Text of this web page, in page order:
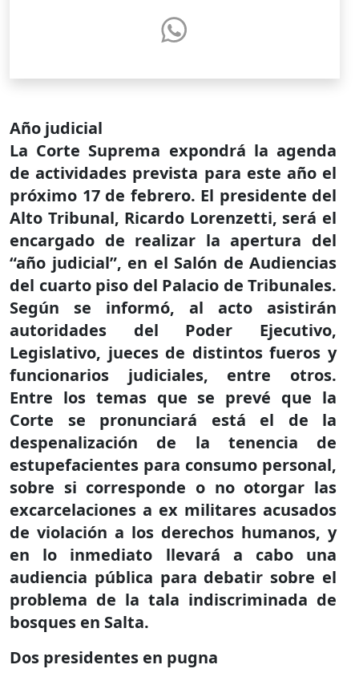
Año judicial
La Corte Suprema expondrá la agenda
de actividades prevista para este año el
próximo 17 de febrero. El presidente del
Alto Tribunal, Ricardo Lorenzetti, será el
encargado de realizar la apertura del
“año judicial”, en el Salón de Audiencias
del cuarto piso del Palacio de Tribunales.
Según se informó, al acto asistirán
autoridades del Poder Ejecutivo,
Legislativo, jueces de distintos fueros y
funcionarios judiciales, entre otros.
Entre los temas que se prevé que la
Corte se pronunciará está el de la
despenalización de la tenencia de
estupefacientes para consumo personal,
sobre si corresponde o no otorgar las
excarcelaciones a ex militares acusados
de violación a los derechos humanos, y
en lo inmediato llevará a cabo una
audiencia pública para debatir sobre el
problema de la tala indiscriminada de
bosques en Salta.
Dos presidentes en pugna